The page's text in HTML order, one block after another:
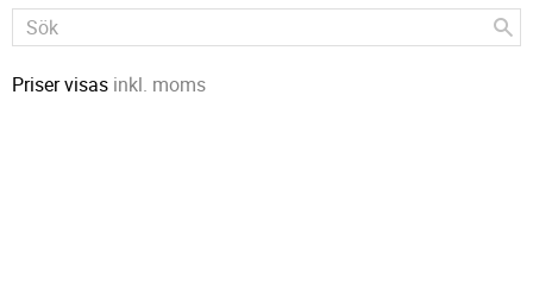
Priser visas inkl. moms